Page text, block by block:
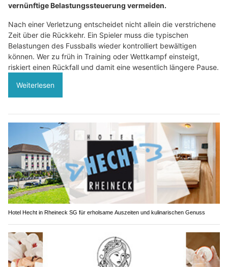
vernünftige Belastungssteuerung vermeiden.
Nach einer Verletzung entscheidet nicht allein die verstrichene
Zeit über die Rückkehr. Ein Spieler muss die typischen
Belastungen des Fussballs wieder kontrolliert bewältigen
können. Wer zu früh in Training oder Wettkampf einsteigt,
riskiert einen Rückfall und damit eine wesentlich längere Pause.
Weiterlesen
Hotel Hecht in Rheineck SG für erholsame Auszeiten und kulinarischen Genuss